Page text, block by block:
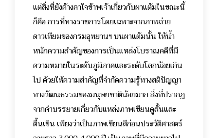
แต่สิ่งที่ยังค้างคาใจข้าพเจ้าเกี่ยวกับผาแต้มในขณะนี้
ก็คือ การที่ทางราชการโดยเฉพาะจากภาพถ่าย
ดาวเทียมของกรมอุทยานฯ บนผาแต้มนั้น ให้น้ำ
หนักความสำคัญของการเป็นแหล่งโบราณคดีที่มี
ความหมายในระดับภูมิภาคและระดับโลกน้อยเกิน
ไป ด้วยให้ความสำคัญที่จำกัดความรู้ทางสติปัญญา
ทางวัฒนธรรมของมนุษยชาติน้อยมาก สิ่งที่ปรากฏ
จากคำบรรยายเกี่ยวกับแหล่งภาพเขียนดูสั้นและ
ตื้นเขิน เพียงว่าเป็นภาพเขียนสีก่อนประวัติศาสตร์